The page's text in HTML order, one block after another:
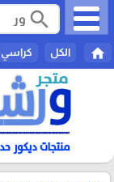
search
home الكل كراسي